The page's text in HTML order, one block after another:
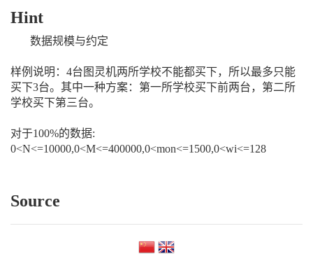
Hint
数据规模与约定
样例说明：4台图灵机两所学校不能都买下，所以最多只能
买下3台。其中一种方案：第一所学校买下前两台，第二所
学校买下第三台。
对于100%的数据:
0<N<=10000,0<M<=400000,0<mon<=1500,0<wi<=128
Source